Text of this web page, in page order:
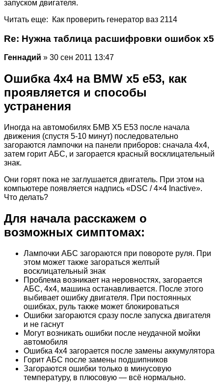
запуском двигателя.
Читать еще: Как проверить генератор ваз 2114
Re: Нужна таблица расшифровки ошибок х5
Геннадий » 30 сен 2011 13:47
Ошибка 4х4 на BMW x5 е53, как
проявляется и способы
устранения
Иногда на автомобилях БМВ Х5 Е53 после начала
движения (спустя 5-10 минут) последовательно
загораются лампочки на панели приборов: сначала 4х4,
затем горит АБС, и загорается красный восклицательный
знак.
Они горят пока не заглушается двигатель. При этом на
компьютере появляется надпись «DSС / 4×4 Inactive».
Что делать?
Для начала расскажем о
возможных симптомах:
Лампочки АБС загораются при повороте руля. При
этом может также загораться желтый
восклицательный знак
Проблема возникает на неровностях, загорается
АБС, 4х4, машина останавливается. После этого
выбивает ошибку двигателя. При постоянных
ошибках, руль также может блокироваться
Ошибки загораются сразу после запуска двигателя
и не гаснут
Могут возникать ошибки после неудачной мойки
автомобиля
Ошибка 4х4 загорается после замены аккумулятора
Горит АБС после замены подшипников
Загораются ошибки только в минусовую
температуру, в плюсовую — всё нормально.